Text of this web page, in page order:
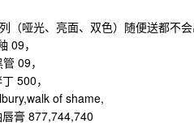
（哑光、亮面、双色）随便送都不会
09，
09，
500，
of shame,
膏 877,744,740